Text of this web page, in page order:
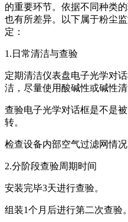
的重要环节。依据不同种类
也有所差异。以下属于粉尘
定：
1.日常清洁与查验
定期清洁仪表盘电子光学对
洁，尽量使用酸碱性或碱性清
查验电子光学对话框是不是
转。
检查设备内部空气过滤网情
2.分阶段查验周期时间
安装完毕3天进行查验。
组装1个月后进行第二次查验。